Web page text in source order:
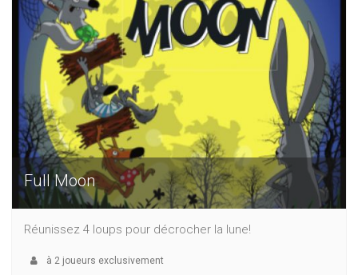
Full Moon
Réunissez 4 loups pour décrocher la lune!
à 2 joueurs exclusivement